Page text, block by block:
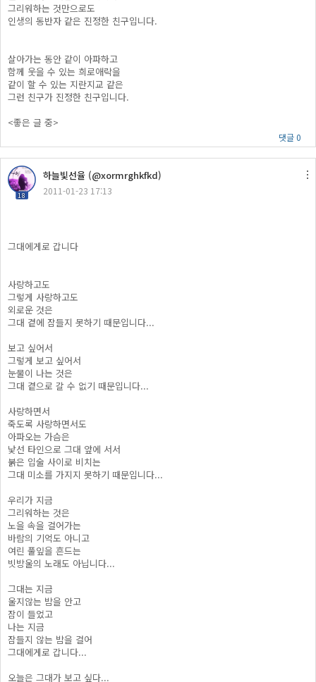
그리워하는 것만으로도
인생의 동반자 같은 진정한 친구입니다.
살아가는 동안 같이 아파하고
함께 웃을 수 있는 희로애락을
같이 할 수 있는 지란지교 같은
그런 친구가 진정한 친구입니다.
<좋은 글 중>
댓글 0
18
하늘빛선율 (@xormrghkfkd)
2011-01-23 17:13
그대에게로 갑니다
사랑하고도
그렇게 사랑하고도
외로운 것은
그대 곁에 잠들지 못하기 때문입니다...
보고 싶어서
그렇게 보고 싶어서
눈물이 나는 것은
그대 곁으로 갈 수 없기 때문입니다...
사랑하면서
죽도록 사랑하면서도
아파오는 가슴은
낯선 타인으로 그대 앞에 서서
붉은 입술 사이로 비치는
그대 미소를 가지지 못하기 때문입니다...
우리가 지금
그리워하는 것은
노을 속을 걸어가는
바람의 기억도 아니고
여린 풀잎을 흔드는
빗방울의 노래도 아닙니다...
그대는 지금
울지않는 밤을 안고
잠이 들었고
나는 지금
잠들지 않는 밤을 걸어
그대에게로 갑니다...
오늘은 그대가 보고 싶다...